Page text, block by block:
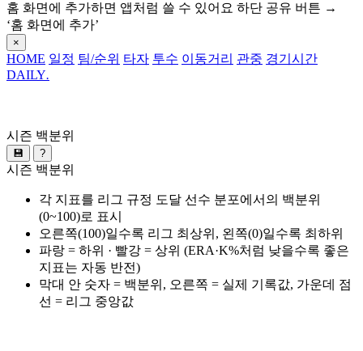
홈 화면에 추가하면 앱처럼 쓸 수 있어요 하단 공유 버튼 →
‘홈 화면에 추가’
×
HOME 일정 팀/순위 타자 투수 이동거리 관중 경기시간
DAILY.
시즌 백분위
💾 ?
시즌 백분위
각 지표를 리그 규정 도달 선수 분포에서의 백분위
(0~100)로 표시
오른쪽(100)일수록 리그 최상위, 왼쪽(0)일수록 최하위
파랑 = 하위 · 빨강 = 상위 (ERA·K%처럼 낮을수록 좋은
지표는 자동 반전)
막대 안 숫자 = 백분위, 오른쪽 = 실제 기록값, 가운데 점
선 = 리그 중앙값